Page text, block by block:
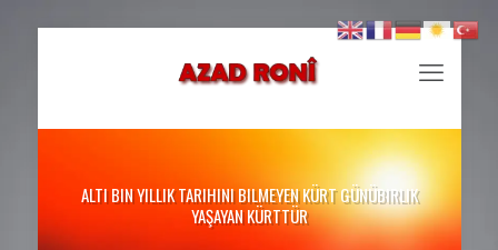
ALTI BIN YILLIK TARIHINI BILMEYEN KÜRT GÜNÜBIRLIK
YAŞAYAN KÜRTTÜR